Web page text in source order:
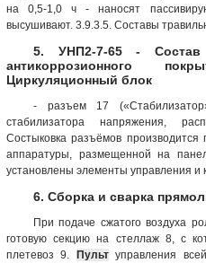
на 0,5-1,0 ч - наносят
высушивают. 3.9.3.5. Составы
5. УНП2-7-65 - Состав
антикоррозионного
Циркуляционный блок
- разъем 17
стабилизатора напряжения,
Cостыковка разъёмов
аппаратуры, размещенной на
установлены элементы управления и
6. Сборка и сварка
При подаче сжатого воздуха
готовую секцию на стеллаж 8, с
плетевоз 9. Пультуправления